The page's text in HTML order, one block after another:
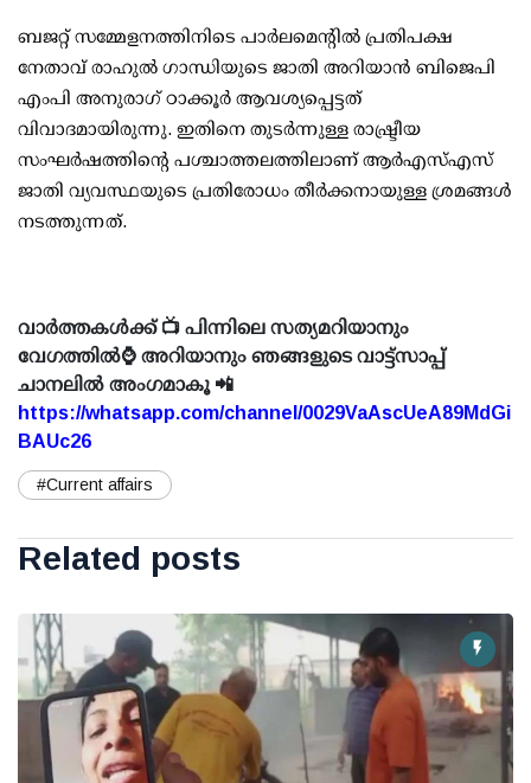
ബജറ്റ് സമ്മേളനത്തിനിടെ പാര്‍ലമെന്റില്‍ പ്രതിപക്ഷ
നേതാവ് രാഹുല്‍ ഗാന്ധിയുടെ ജാതി അറിയാന്‍ ബിജെപി
എംപി അനുരാഗ് ഠാക്കൂര്‍ ആവശ്യപ്പെട്ടത്
വിവാദമായിരുന്നു. ഇതിനെ തുടര്‍ന്നുള്ള രാഷ്ട്രീയ
സംഘര്‍ഷത്തിന്റെ പശ്ചാത്തലത്തിലാണ് ആര്‍എസ്എസ്
ജാതി വ്യവസ്ഥയുടെ പ്രതിരോധം തീര്‍ക്കനായുള്ള ശ്രമങ്ങള്‍
നടത്തുന്നത്.
വാർത്തകൾക്ക് 📺 പിന്നിലെ സത്യമറിയാനും
വേഗത്തിൽ⌚ അറിയാനും ഞങ്ങളുടെ വാട്ട്സാപ്പ്
ചാനലിൽ അംഗമാകൂ 📲
https://whatsapp.com/channel/0029VaAscUeA89MdGi
BAUc26
#Current affairs
Related posts